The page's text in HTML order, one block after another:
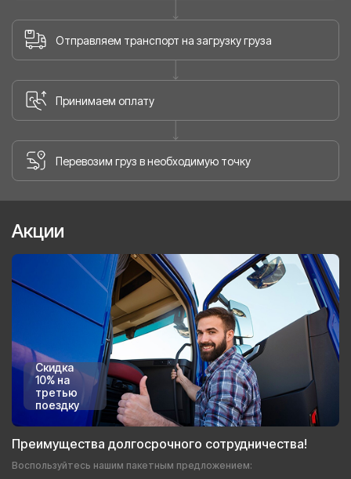
Отправляем транспорт на загрузку груза
Принимаем оплату
Перевозим груз в необходимую точку
Акции
Скидка
10% на
третью
поездку
Преимущества долгосрочного сотрудничества!
Воспользуйтесь нашим пакетным предложением: